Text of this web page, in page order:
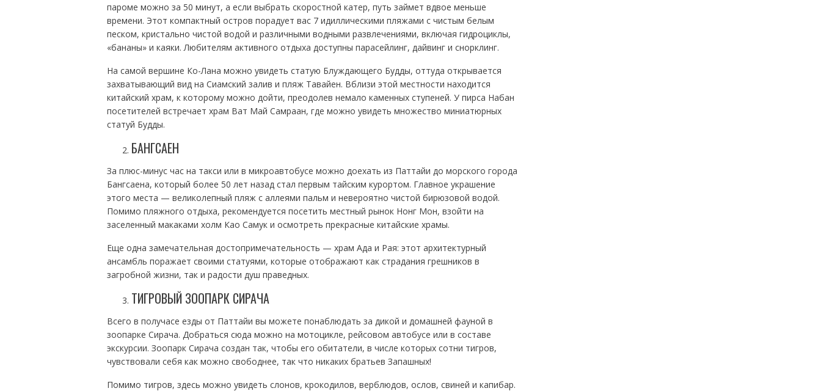
пароме можно за 50 минут, а если выбрать скоростной катер, путь займет вдвое меньше
времени. Этот компактный остров порадует вас 7 идиллическими пляжами с чистым белым
песком, кристально чистой водой и различными водными развлечениями, включая гидроциклы,
«бананы» и каяки. Любителям активного отдыха доступны парасейлинг, дайвинг и снорклинг.
На самой вершине Ко-Лана можно увидеть статую Блуждающего Будды, оттуда открывается
захватывающий вид на Сиамский залив и пляж Тавайен. Вблизи этой местности находится
китайский храм, к которому можно дойти, преодолев немало каменных ступеней. У пирса Набан
посетителей встречает храм Ват Май Самраан, где можно увидеть множество миниатюрных
статуй Будды.
БАНГСАЕН
За плюс-минус час на такси или в микроавтобусе можно доехать из Паттайи до морского города
Бангсаена, который более 50 лет назад стал первым тайским курортом. Главное украшение
этого места — великолепный пляж с аллеями пальм и невероятно чистой бирюзовой водой.
Помимо пляжного отдыха, рекомендуется посетить местный рынок Нонг Мон, взойти на
заселенный макаками холм Као Самук и осмотреть прекрасные китайские храмы.
Еще одна замечательная достопримечательность — храм Ада и Рая: этот архитектурный
ансамбль поражает своими статуями, которые отображают как страдания грешников в
загробной жизни, так и радости душ праведных.
ТИГРОВЫЙ ЗООПАРК СИРАЧА
Всего в получасе езды от Паттайи вы можете понаблюдать за дикой и домашней фауной в
зоопарке Сирача. Добраться сюда можно на мотоцикле, рейсовом автобусе или в составе
экскурсии. Зоопарк Сирача создан так, чтобы его обитатели, в числе которых сотни тигров,
чувствовали себя как можно свободнее, так что никаких братьев Запашных!
Помимо тигров, здесь можно увидеть слонов, крокодилов, верблюдов, ослов, свиней и капибар.